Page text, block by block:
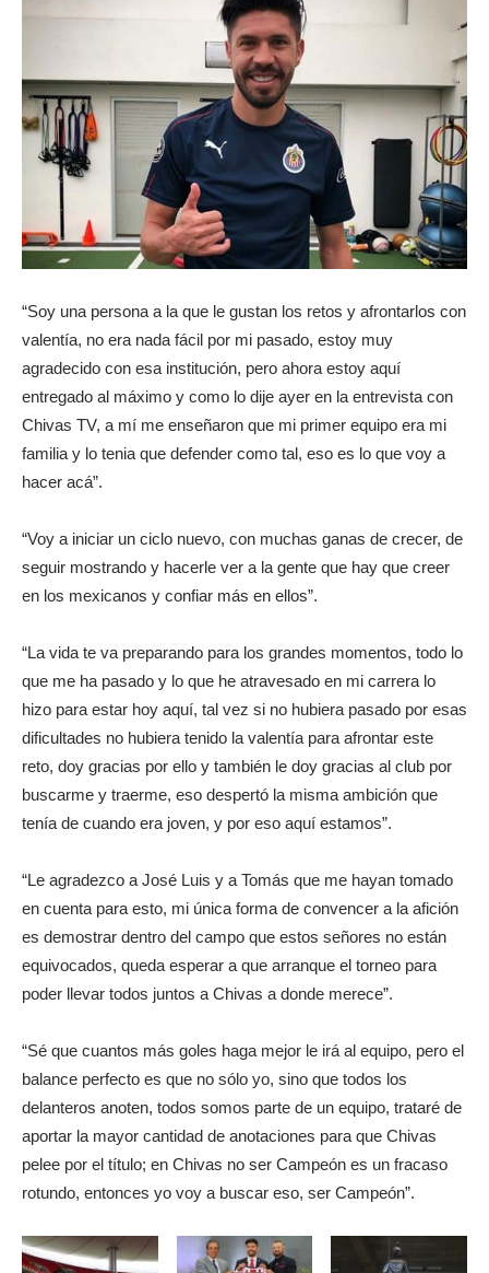
“Soy una persona a la que le gustan los retos y afrontarlos con
valentía, no era nada fácil por mi pasado, estoy muy
agradecido con esa institución, pero ahora estoy aquí
entregado al máximo y como lo dije ayer en la entrevista con
Chivas TV, a mí me enseñaron que mi primer equipo era mi
familia y lo tenia que defender como tal, eso es lo que voy a
hacer acá”.
“Voy a iniciar un ciclo nuevo, con muchas ganas de crecer, de
seguir mostrando y hacerle ver a la gente que hay que creer
en los mexicanos y confiar más en ellos”.
“La vida te va preparando para los grandes momentos, todo lo
que me ha pasado y lo que he atravesado en mi carrera lo
hizo para estar hoy aquí, tal vez si no hubiera pasado por esas
dificultades no hubiera tenido la valentía para afrontar este
reto, doy gracias por ello y también le doy gracias al club por
buscarme y traerme, eso despertó la misma ambición que
tenía de cuando era joven, y por eso aquí estamos”.
“Le agradezco a José Luis y a Tomás que me hayan tomado
en cuenta para esto, mi única forma de convencer a la afición
es demostrar dentro del campo que estos señores no están
equivocados, queda esperar a que arranque el torneo para
poder llevar todos juntos a Chivas a donde merece”.
“Sé que cuantos más goles haga mejor le irá al equipo, pero el
balance perfecto es que no sólo yo, sino que todos los
delanteros anoten, todos somos parte de un equipo, trataré de
aportar la mayor cantidad de anotaciones para que Chivas
pelee por el título; en Chivas no ser Campeón es un fracaso
rotundo, entonces yo voy a buscar eso, ser Campeón”.